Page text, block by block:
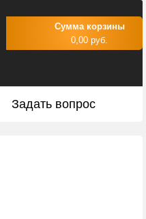
Сумма корзины
0,00 руб.
Задать вопрос